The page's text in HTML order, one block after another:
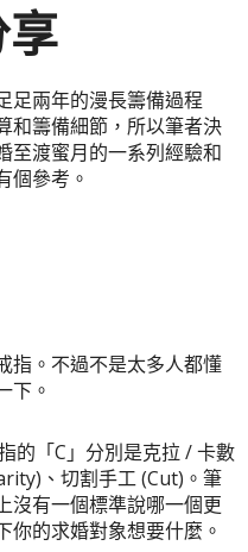
足兩年的漫長籌備過程
和籌備細節，所以筆者決
至渡蜜月的一系列經驗和
個參考。
指。不過不是太多人都懂
下。
的「C」分別是克拉 /卡數
、切割手工 (Cut)。筆
沒有一個標準說哪一個更
你的求婚對象想要什麼。